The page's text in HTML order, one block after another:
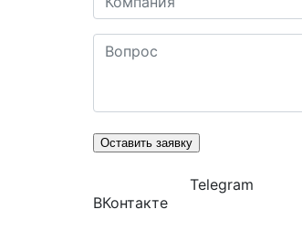
Оставить заявку
ВКонтакте
Telegram